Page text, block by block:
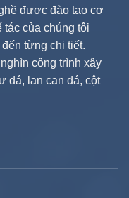
được đào tạo cơ
tác của chúng tôi
đến từng chi tiết.
công trình xây
đá, lan can đá, cột